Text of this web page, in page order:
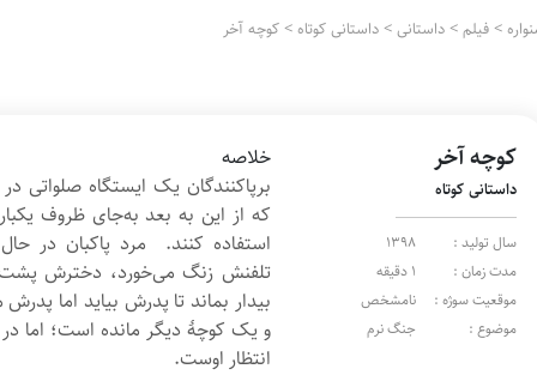
>فیلم >داستانی >داستانی کوتاه >کوچه آخر
کوچه آخر
داستانی کوتاه
سال تولید :
1398
مدت زمان :
1 دقیقه
موقعیت سوژه :
نامشخص
موضوع :
جنگ نرم
خلاصه
برپاکنندگان یک ایستگاه صلواتی
که از این به بعد به‌جای ظروف
استفاده کنند. مرد پاکبان در
تلفنش زنگ می‌خورد، دخترش پشت
بیدار بماند تا پدرش بیاید اما
و یک کوچۀ دیگر مانده است؛ اما
انتظار اوست.